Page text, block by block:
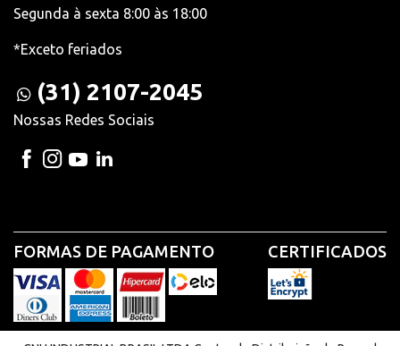
Segunda à sexta 8:00 às 18:00
*Exceto feriados
(31) 2107-2045
Nossas Redes Sociais
FORMAS DE PAGAMENTO CERTIFICADOS